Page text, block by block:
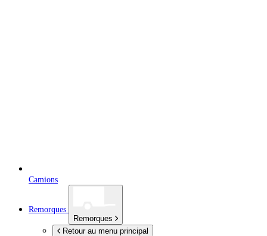
Camions
Remorques
Remorques
Retour au menu principal